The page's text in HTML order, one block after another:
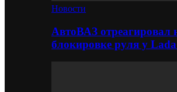
Новости
АвтоВАЗ отреагировал
блокировке руля у Lada